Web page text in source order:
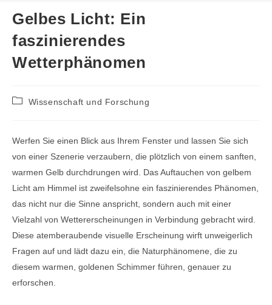
Gelbes Licht: Ein
faszinierendes
Wetterphänomen
Beitrags-
Wissenschaft und Forschung
Werfen Sie einen Blick aus Ihrem Fenster und lassen Sie sich
von einer Szenerie verzaubern, die plötzlich von einem sanften,
warmen Gelb durchdrungen wird. Das Auftauchen von gelbem
Licht am Himmel ist zweifelsohne ein faszinierendes Phänomen,
das nicht nur die Sinne anspricht, sondern auch mit einer
Vielzahl von Wettererscheinungen in Verbindung gebracht wird.
Diese atemberaubende visuelle Erscheinung wirft unweigerlich
Fragen auf und lädt dazu ein, die Naturphänomene, die zu
diesem warmen, goldenen Schimmer führen, genauer zu
erforschen.